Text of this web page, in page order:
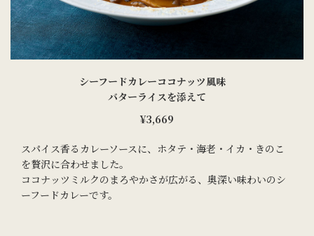
シーフードカレーココナッツ風味
バターライスを添えて
¥3,669
スパイス香るカレーソースに、ホタテ・海老・イカ・きのこ
を贅沢に合わせました。
ココナッツミルクのまろやかさが広がる、奥深い味わいのシ
ーフードカレーです。